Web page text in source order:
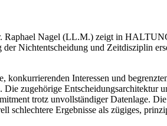
Nagel (LL.M.) zeigt in
Nichtentscheidung und Zeitdisziplin
Interessen und
zugehörige Entscheidungsarchitektur
trotz unvollständiger Datenlage.
schlechtere Ergebnisse als zügiges,